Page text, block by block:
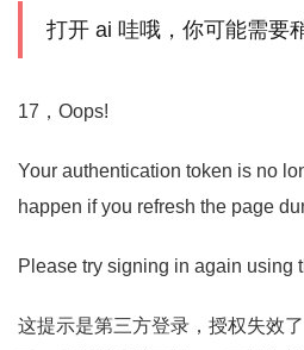
打开 ai 哇哦，你可能需要
17，Oops!
Your authentication token is no
happen if you refresh the page
Please try signing in again using
这提示是第三方登录，授权失效